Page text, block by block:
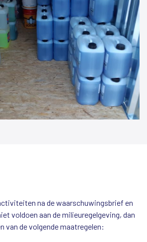
na de waarschuwingsbrief en
voldoen aan de milieuregelgeving, dan
van de volgende maatregelen: